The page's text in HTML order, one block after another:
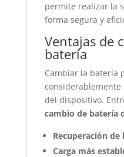
permite realizar la
forma segura y
Ventajas de
batería
Cambiar la batería
considerablemente
del dispositivo.
cambio de batería
Recuperación
Carga más